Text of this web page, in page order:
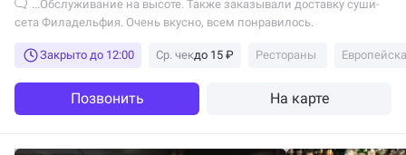
сета Филадельфия. Очень вкусно, всем понравилось.
Закрыто до 12:00 Ср. чекдо 15 ₽ Рестораны
Позвонить На карте